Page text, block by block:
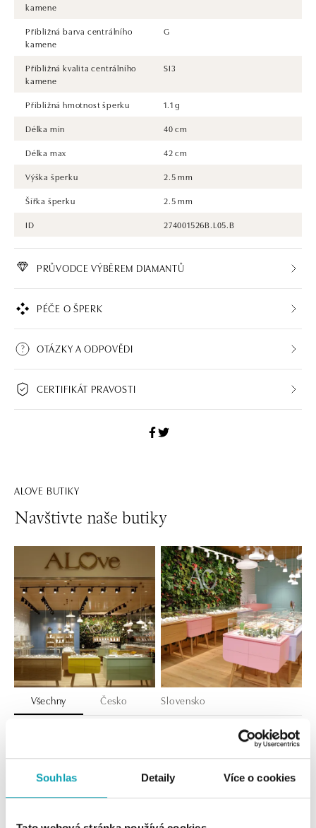
Souhlas Detaily Více o cookies
kamene
Přibližná barva centrálního
kamene
G
Přibližná kvalita centrálního
kamene
SI3
Přibližná hmotnost šperku
1.1 g
Délka min
40 cm
Délka max
42 cm
Výška šperku
2.5 mm
Šířka šperku
2.5 mm
ID
274001526B.L05.B
PRŮVODCE VÝBĚREM DIAMANTŮ
PÉČE O ŠPERK
OTÁZKY A ODPOVĚDI
CERTIFIKÁT PRAVOSTI
ALOVE BUTIKY
Navštivte naše butiky
Všechny Česko Slovensko
dnes otevřeno od 09:00
ALOve OC Olympia, Brno